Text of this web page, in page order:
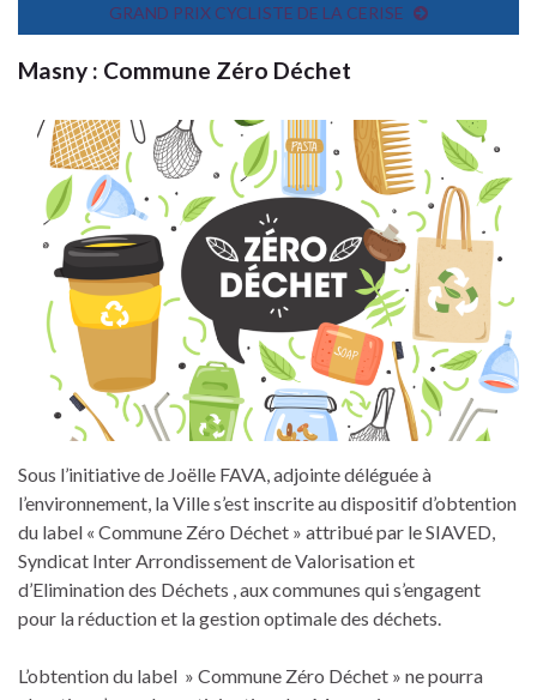
GRAND PRIX CYCLISTE DE LA CERISE
Masny : Commune Zéro Déchet
Sous l’initiative de Joëlle FAVA, adjointe déléguée à
l’environnement, la Ville s’est inscrite au dispositif d’obtention
du label « Commune Zéro Déchet » attribué par le SIAVED,
Syndicat Inter Arrondissement de Valorisation et
d’Elimination des Déchets , aux communes qui s’engagent
pour la réduction et la gestion optimale des déchets.
L’obtention du label » Commune Zéro Déchet » ne pourra